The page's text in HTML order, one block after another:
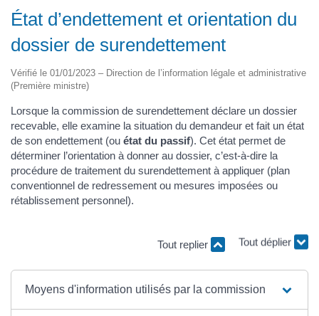
État d’endettement et orientation du
dossier de surendettement
Vérifié le 01/01/2023 – Direction de l’information légale et administrative
(Première ministre)
Lorsque la commission de surendettement déclare un dossier
recevable, elle examine la situation du demandeur et fait un état
de son endettement (ou état du passif). Cet état permet de
déterminer l’orientation à donner au dossier, c’est-à-dire la
procédure de traitement du surendettement à appliquer (plan
conventionnel de redressement ou mesures imposées ou
rétablissement personnel).
Tout replier Tout déplier
Moyens d'information utilisés par la commission